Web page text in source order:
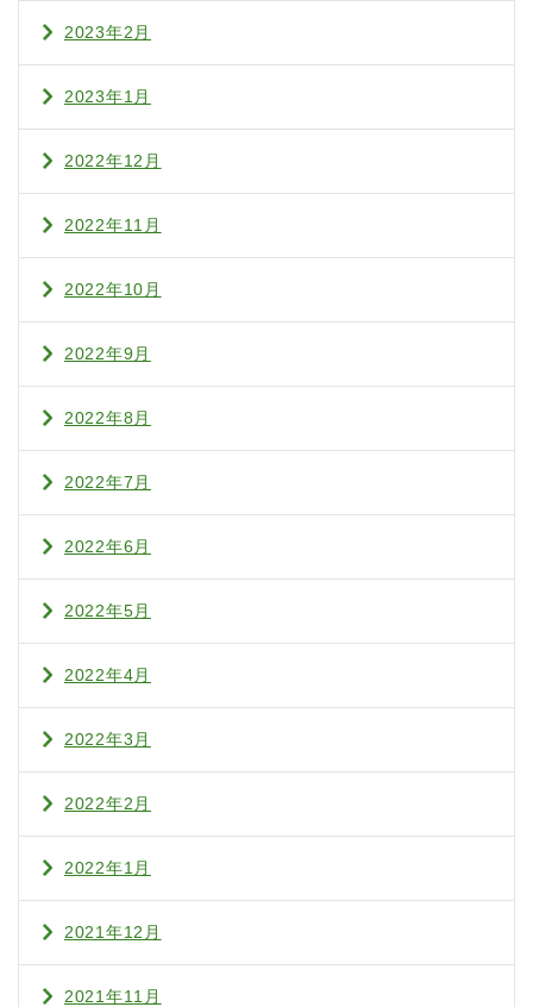
2023年2月
2023年1月
2022年12月
2022年11月
2022年10月
2022年9月
2022年8月
2022年7月
2022年6月
2022年5月
2022年4月
2022年3月
2022年2月
2022年1月
2021年12月
2021年11月